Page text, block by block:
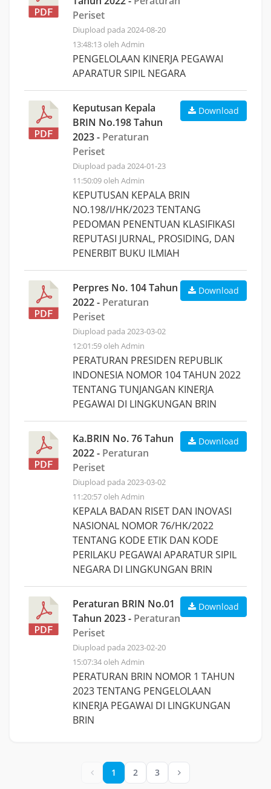
Periset
Diupload pada 2024-08-20
13:48:13 oleh Admin
PENGELOLAAN KINERJA PEGAWAI
APARATUR SIPIL NEGARA
Keputusan Kepala
BRIN No.198 Tahun
2023 - Peraturan
Periset
Diupload pada 2024-01-23
11:50:09 oleh Admin
Download
KEPUTUSAN KEPALA BRIN
NO.198/I/HK/2023 TENTANG
PEDOMAN PENENTUAN KLASIFIKASI
REPUTASI JURNAL, PROSIDING, DAN
PENERBIT BUKU ILMIAH
Perpres No. 104 Tahun
2022 - Peraturan
Periset
Diupload pada 2023-03-02
12:01:59 oleh Admin
Download
PERATURAN PRESIDEN REPUBLIK
INDONESIA NOMOR 104 TAHUN 2022
TENTANG TUNJANGAN KINERJA
PEGAWAI DI LINGKUNGAN BRIN
Ka.BRIN No. 76 Tahun
2022 - Peraturan
Periset
Diupload pada 2023-03-02
11:20:57 oleh Admin
Download
KEPALA BADAN RISET DAN INOVASI
NASIONAL NOMOR 76/HK/2022
TENTANG KODE ETIK DAN KODE
PERILAKU PEGAWAI APARATUR SIPIL
NEGARA DI LINGKUNGAN BRIN
Peraturan BRIN No.01
Tahun 2023 - Peraturan
Periset
Diupload pada 2023-02-20
15:07:34 oleh Admin
Download
PERATURAN BRIN NOMOR 1 TAHUN
2023 TENTANG PENGELOLAAN
KINERJA PEGAWAI DI LINGKUNGAN
BRIN
1 2 3